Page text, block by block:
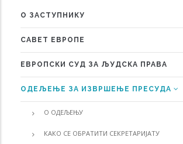
MENU
О ЗАСТУПНИКУ
САВЕТ ЕВРОПЕ
ЕВРОПСКИ СУД ЗА ЉУДСКА ПРАВА
ОДЕЉЕЊЕ ЗА ИЗВРШЕЊЕ ПРЕСУДА
О ОДЕЉЕЊУ
КАКО СЕ ОБРАТИТИ СЕКРЕТАРИЈАТУ